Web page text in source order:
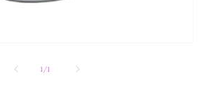
1 /
su1